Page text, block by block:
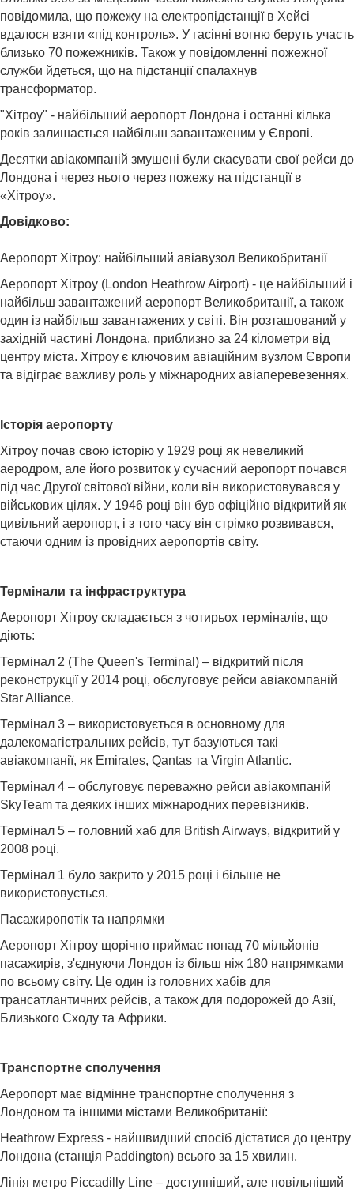
повідомила, що пожежу на електропідстанції в Хейсі
вдалося взяти «під контроль». У гасінні вогню беруть участь
близько 70 пожежників. Також у повідомленні пожежної
служби йдеться, що на підстанції спалахнув
трансформатор.
"Хітроу" - найбільший аеропорт Лондона і останні кілька
років залишається найбільш завантаженим у Європі.
Десятки авіакомпаній змушені були скасувати свої рейси до
Лондона і через нього через пожежу на підстанції в
«Хітроу».
Довідково:
Аеропорт Хітроу: найбільший авіавузол Великобританії
Аеропорт Хітроу (London Heathrow Airport) - це найбільший і
найбільш завантажений аеропорт Великобританії, а також
один із найбільш завантажених у світі. Він розташований у
західній частині Лондона, приблизно за 24 кілометри від
центру міста. Хітроу є ключовим авіаційним вузлом Європи
та відіграє важливу роль у міжнародних авіаперевезеннях.
Історія аеропорту
Хітроу почав свою історію у 1929 році як невеликий
аеродром, але його розвиток у сучасний аеропорт почався
під час Другої світової війни, коли він використовувався у
військових цілях. У 1946 році він був офіційно відкритий як
цивільний аеропорт, і з того часу він стрімко розвивався,
стаючи одним із провідних аеропортів світу.
Термінали та інфраструктура
Аеропорт Хітроу складається з чотирьох терміналів, що
діють:
Термінал 2 (The Queen's Terminal) – відкритий після
реконструкції у 2014 році, обслуговує рейси авіакомпаній
Star Alliance.
Термінал 3 – використовується в основному для
далекомагістральних рейсів, тут базуються такі
авіакомпанії, як Emirates, Qantas та Virgin Atlantic.
Термінал 4 – обслуговує переважно рейси авіакомпаній
SkyTeam та деяких інших міжнародних перевізників.
Термінал 5 – головний хаб для British Airways, відкритий у
2008 році.
Термінал 1 було закрито у 2015 році і більше не
використовується.
Пасажиропотік та напрямки
Аеропорт Хітроу щорічно приймає понад 70 мільйонів
пасажирів, з'єднуючи Лондон із більш ніж 180 напрямками
по всьому світу. Це один із головних хабів для
трансатлантичних рейсів, а також для подорожей до Азії,
Близького Сходу та Африки.
Транспортне сполучення
Аеропорт має відмінне транспортне сполучення з
Лондоном та іншими містами Великобританії:
Heathrow Express - найшвидший спосіб дістатися до центру
Лондона (станція Paddington) всього за 15 хвилин.
Лінія метро Piccadilly Line – доступніший, але повільніший